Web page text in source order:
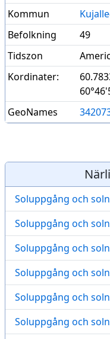
Kommun
Befolkning
49
Tidszon
Kordinater:
GeoNames
Soluppgång och
Soluppgång och
Soluppgång och
Soluppgång och
Soluppgång och
Soluppgång och